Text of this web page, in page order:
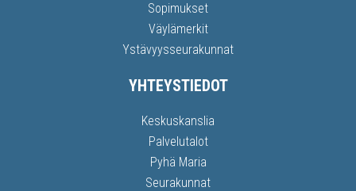
Sopimukset
Väylämerkit
Ystävyysseurakunnat
YHTEYSTIEDOT
Keskuskanslia
Palvelutalot
Pyhä Maria
Seurakunnat